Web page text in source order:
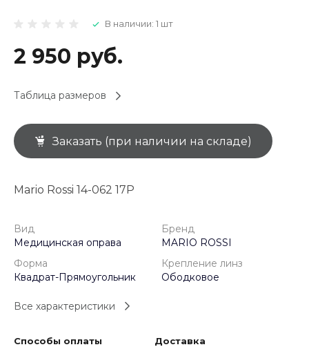
В наличии: 1 шт
2 950 руб.
Таблица размеров
Заказать (при наличии на складе)
Mario Rossi 14-062 17P
Вид
Медицинская оправа
Бренд
MARIO ROSSI
Форма
Квадрат-Прямоугольник
Крепление линз
Ободковое
Все характеристики
Способы оплаты Доставка